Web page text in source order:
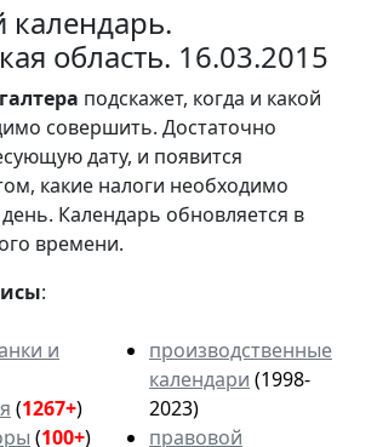
календарь.
область. 16.03.2015
подскажет, когда и какой
совершить. Достаточно
дату, и появится
какие налоги необходимо
Календарь обновляется в
времени.
:
и
(1267+)
(100+)
производственные
календари (1998-
2023)
правовой